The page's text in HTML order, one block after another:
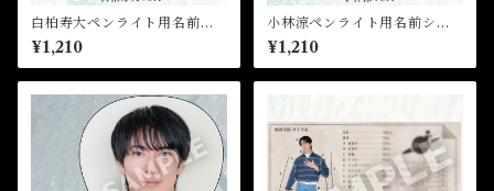
白柏寿大ペンライト用名前シ
ート(10月31日までの販売）★
芸能24周年記念イベント
¥1,210
小林涼ペンライト用名前シー
ト(10月31日までの販売）★芸
能24周年記念イベント
¥1,210